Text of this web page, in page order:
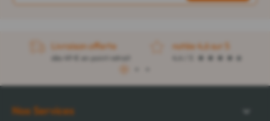
Livraison offerte
dès 49 € en point retrait
notée 4,6 sur 5
1
Nos Services